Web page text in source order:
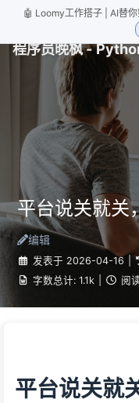
🤖 Loomy工作搭子 | AI替
程序员晚枫 -
平台说关就关
编辑
发表于 2026-04-16
字数总计: 1.1k 阅
平台说关就